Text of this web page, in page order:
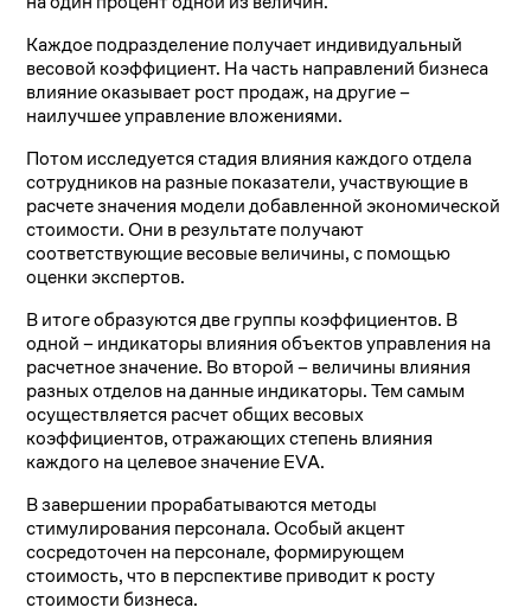
Каждое подразделение получает индивидуальный
весовой коэффициент. На часть направлений бизнеса
влияние оказывает рост продаж, на другие –
наилучшее управление вложениями.
Потом исследуется стадия влияния каждого отдела
сотрудников на разные показатели, участвующие в
расчете значения модели добавленной экономической
стоимости. Они в результате получают
соответствующие весовые величины, с помощью
оценки экспертов.
В итоге образуются две группы коэффициентов. В
одной – индикаторы влияния объектов управления на
расчетное значение. Во второй – величины влияния
разных отделов на данные индикаторы. Тем самым
осуществляется расчет общих весовых
коэффициентов, отражающих степень влияния
каждого на целевое значение EVA.
В завершении прорабатываются методы
стимулирования персонала. Особый акцент
сосредоточен на персонале, формирующем
стоимость, что в перспективе приводит к росту
стоимости бизнеса.